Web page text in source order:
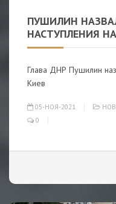
ПУШИЛИН
НАСТУПЛЕНИЯ
Глава ДНР Пушилин
Киев
05-НОЯ-2021
0